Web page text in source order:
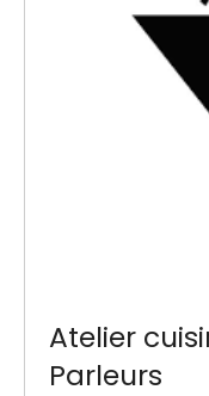
Atelier
Parleurs